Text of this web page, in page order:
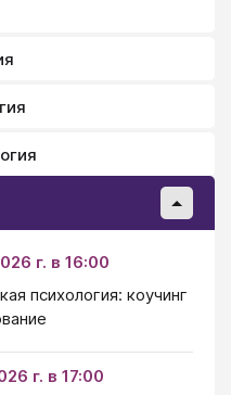
г. в 16:00
психология: коучинг
г. в 17:00